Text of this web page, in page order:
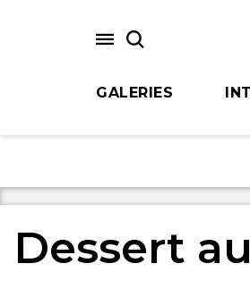
GALERIES
Dessert